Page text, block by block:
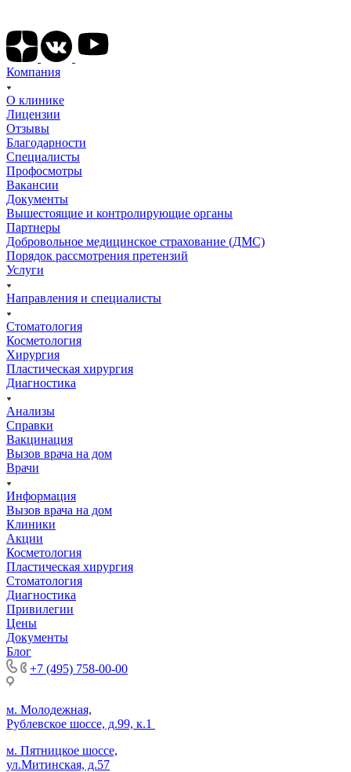
Компания
О клинике
Лицензии
Отзывы
Благодарности
Специалисты
Профосмотры
Вакансии
Документы
Вышестоящие и контролирующие органы
Партнеры
Добровольное медицинское страхование (ДМС)
Порядок рассмотрения претензий
Услуги
Направления и специалисты
Стоматология
Косметология
Хирургия
Пластическая хирургия
Диагностика
Анализы
Справки
Вакцинация
Вызов врача на дом
Врачи
Информация
Вызов врача на дом
Клиники
Акции
Косметология
Пластическая хирургия
Стоматология
Диагностика
Привилегии
Цены
Документы
Блог
+7 (495) 758-00-00
м. Молодежная,
Рублевское шоссе, д.99, к.1
м. Пятницкое шоссе,
ул.Митинская, д.57